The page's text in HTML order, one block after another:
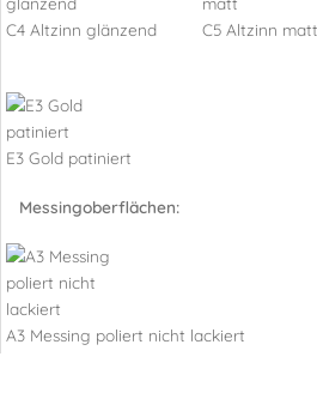
C4 Altzinn glänzend C5 Altzinn matt
E3 Gold patiniert
Messingoberflächen:
A3 Messing poliert nicht lackiert